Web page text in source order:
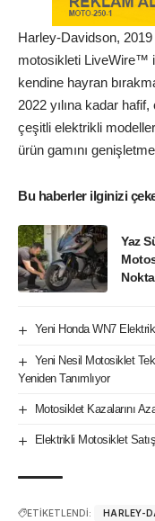
Harley-Davidson, 2019
motosikleti LiveWire™
kendine hayran
2022 yılına kadar
çeşitli elektrikli
ürün gamını
Bu haberler ilginizi
Yaz
Nokta
Yeni Honda WN7
Yeni Nesil Motosiklet
Yeniden Tanımlıyor
Motosiklet Kazalarını
Elektrikli Motosiklet
ETİKETLENDİ: HARLEY-